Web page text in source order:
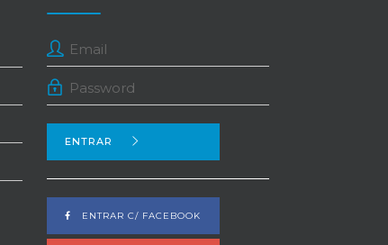
ENTRAR
ENTRAR C/ FACEBOOK